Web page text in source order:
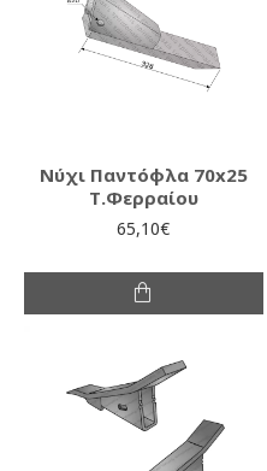
Νύχι Παντόφλα 70x25
Τ.Φερραίου
65,10€